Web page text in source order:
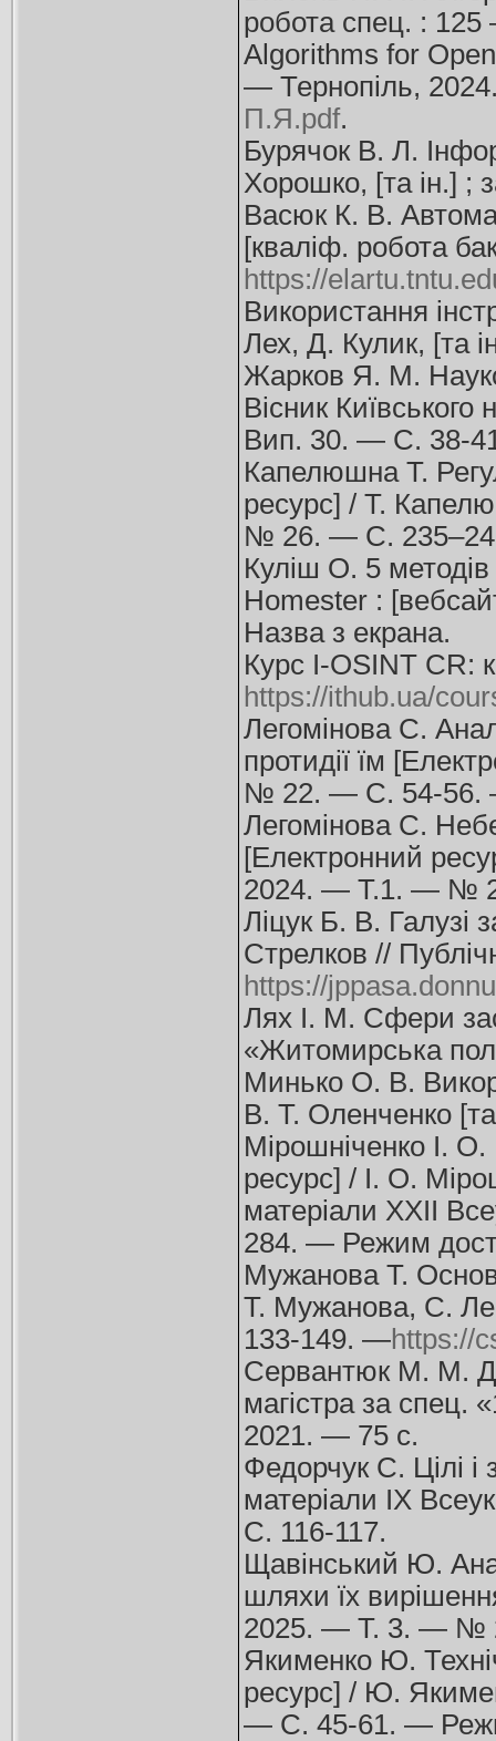
робота спец. : 125
Algorithms for
— Тернопіль,
П.Я.pdf.
Бурячок В. Л.
Хорошко, [та ін.] ;
Васюк К. В.
[кваліф. робота
https://
Використання
Лех, Д. Кулик, [та
Жарков Я. М.
Вісник
Вип. 30. — С. 38-
Капелюшна Т.
ресурс] / Т.
№ 26. — С.
Куліш О. 5
Homester :
Назва з екрана.
Курс I-OSINT CR:
https://ithub.ua/
Легомінова С.
протидії їм
№ 22. — С. 54-56.
Легомінова С.
[Електронний
2024. — Т.1. — №
Ліцук Б. В. Галузі
Стрелков //
https://
Лях І. М. Сфери
«Житомирська
Минько О. В.
В. Т. Оленченко
Мірошніченко І.
ресурс] / І. О.
матерiали XXII
284. — Режим
Мужанова Т.
Т. Мужанова, С.
133-149. —https://
Сервантюк М. М.
магістра за
2021. — 75 с.
Федорчук С. Цілі і
матеріали IX
С. 116-117.
Щавінський Ю.
шляхи їх
2025. — Т. 3. — №
Якименко Ю.
ресурс] / Ю.
— С. 45-61. —